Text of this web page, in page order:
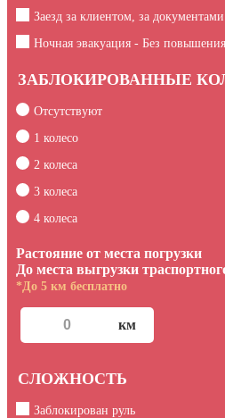
Заезд за клиентом, за документами
Ночная эвакуация - Без
ЗАБЛОКИРОВАННЫЕ
Отсутствуют
1 колесо
2 колеса
3 колеса
4 колеса
Растояние от места погрузки
До места выгрузки
*До 5 км бесплатно
СЛОЖНОСТЬ
Заблокирован руль